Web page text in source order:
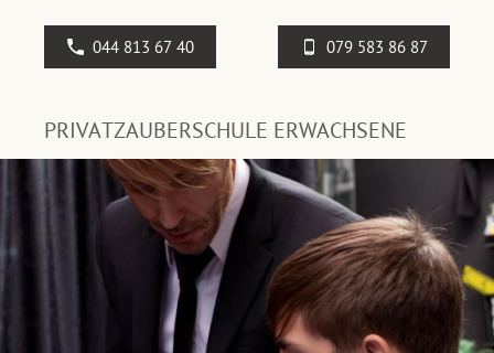
044 813 67 40 079 583 86 87
PRIVATZAUBERSCHULE ERWACHSENE